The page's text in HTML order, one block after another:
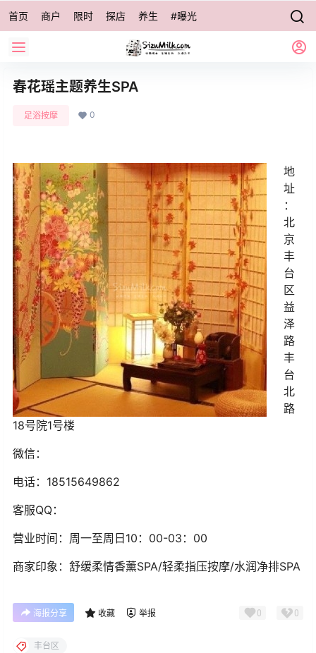
首页 商户 限时 探店 养生 #曝光
春花瑶主题养生SPA
足浴按摩 0
地
址
：
北
京
丰
台
区
益
泽
路
丰
台
北
路
18号院1号楼
微信：
电话： 18515649862
客服QQ：
营业时间： 周一至周日10：00-03：00
商家印象： 舒缓柔情香薰SPA/轻柔指压按摩/水润净排SPA
海报分享 收藏 举报 0 0
丰台区